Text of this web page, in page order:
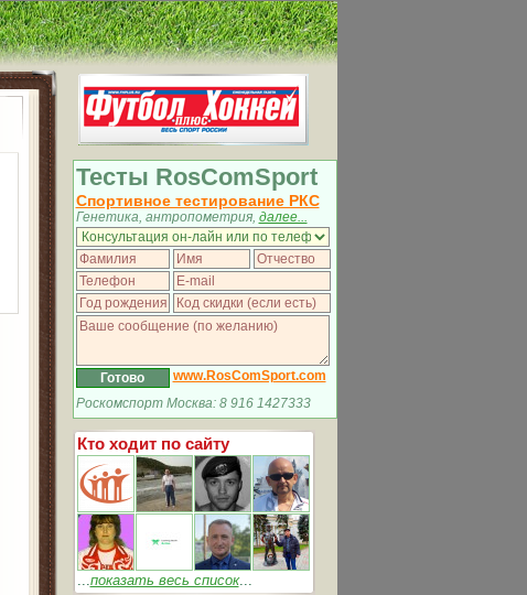
Тесты RosComSport
Спортивное тестирование РКС
Генетика, антропометрия, далее...
www.RosComSport.com
Роскомспорт Москва: 8 916 1427333
Кто ходит по сайту
...показать весь список...